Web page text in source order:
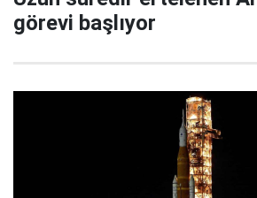
görevi başlıyor